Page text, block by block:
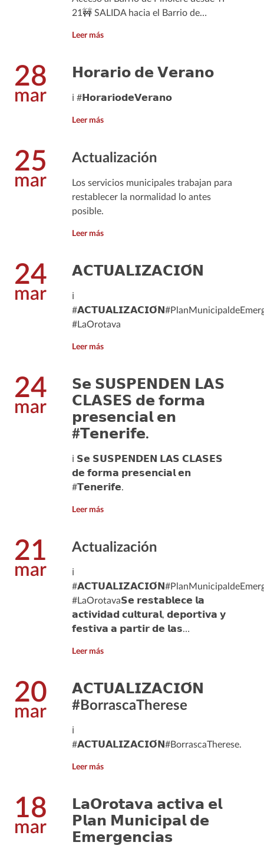
21🚧 SALIDA hacia el Barrio de…
Leer más
28
mar
𝗛𝗼𝗿𝗮𝗿𝗶𝗼 𝗱𝗲 𝗩𝗲𝗿𝗮𝗻𝗼
ℹ️ #𝗛𝗼𝗿𝗮𝗿𝗶𝗼𝗱𝗲𝗩𝗲𝗿𝗮𝗻𝗼
Leer más
25
mar
Actualización
Los servicios municipales trabajan para
restablecer la normalidad lo antes
posible.
Leer más
24
mar
𝗔𝗖𝗧𝗨𝗔𝗟𝗜𝗭𝗔𝗖𝗜𝗢́𝗡
ℹ️
#LaOrotava
Leer más
24
mar
𝗦𝗲 𝗦𝗨𝗦𝗣𝗘𝗡𝗗𝗘𝗡 𝗟𝗔𝗦
𝗖𝗟𝗔𝗦𝗘𝗦 𝗱𝗲 𝗳𝗼𝗿𝗺𝗮
𝗽𝗿𝗲𝘀𝗲𝗻𝗰𝗶𝗮𝗹 𝗲𝗻
#𝗧𝗲𝗻𝗲𝗿𝗶𝗳𝗲.
ℹ️ 𝗦𝗲 𝗦𝗨𝗦𝗣𝗘𝗡𝗗𝗘𝗡 𝗟𝗔𝗦 𝗖𝗟𝗔𝗦𝗘𝗦
𝗱𝗲 𝗳𝗼𝗿𝗺𝗮 𝗽𝗿𝗲𝘀𝗲𝗻𝗰𝗶𝗮𝗹 𝗲𝗻
#𝗧𝗲𝗻𝗲𝗿𝗶𝗳𝗲.
Leer más
21
mar
Actualización
ℹ️
#LaOrotava𝗦𝗲 𝗿𝗲𝘀𝘁𝗮𝗯𝗹𝗲𝗰𝗲 𝗹𝗮
𝗮𝗰𝘁𝗶𝘃𝗶𝗱𝗮𝗱 𝗰𝘂𝗹𝘁𝘂𝗿𝗮𝗹, 𝗱𝗲𝗽𝗼𝗿𝘁𝗶𝘃𝗮 𝘆
𝗳𝗲𝘀𝘁𝗶𝘃𝗮 𝗮 𝗽𝗮𝗿𝘁𝗶𝗿 𝗱𝗲 𝗹𝗮𝘀…
Leer más
20
mar
𝗔𝗖𝗧𝗨𝗔𝗟𝗜𝗭𝗔𝗖𝗜𝗢́𝗡
#BorrascaTherese
ℹ️
#𝗔𝗖𝗧𝗨𝗔𝗟𝗜𝗭𝗔𝗖𝗜𝗢́𝗡#BorrascaTherese.
Leer más
18
mar
𝗟𝗮𝗢𝗿𝗼𝘁𝗮𝘃𝗮 𝗮𝗰𝘁𝗶𝘃𝗮 𝗲𝗹
𝗣𝗹𝗮𝗻 𝗠𝘂𝗻𝗶𝗰𝗶𝗽𝗮𝗹 𝗱𝗲
𝗘𝗺𝗲𝗿𝗴𝗲𝗻𝗰𝗶𝗮𝘀